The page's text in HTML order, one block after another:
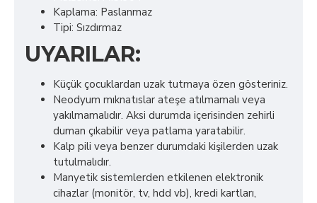
Kaplama: Paslanmaz
Tipi: Sızdırmaz
UYARILAR:
Küçük çocuklardan uzak tutmaya özen gösteriniz.
Neodyum mıknatıslar ateşe atılmamalı veya
yakılmamalıdır. Aksi durumda içerisinden zehirli
duman çıkabilir veya patlama yaratabilir.
Kalp pili veya benzer durumdaki kişilerden uzak
tutulmalıdır.
Manyetik sistemlerden etkilenen elektronik
cihazlar (monitör, tv, hdd vb), kredi kartları,